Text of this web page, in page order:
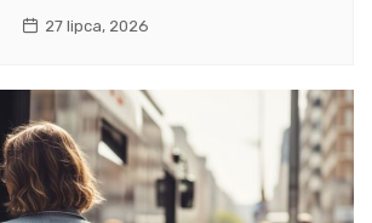
27 lipca, 2026